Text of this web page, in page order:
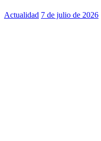
Actualidad 7 de julio de 2026